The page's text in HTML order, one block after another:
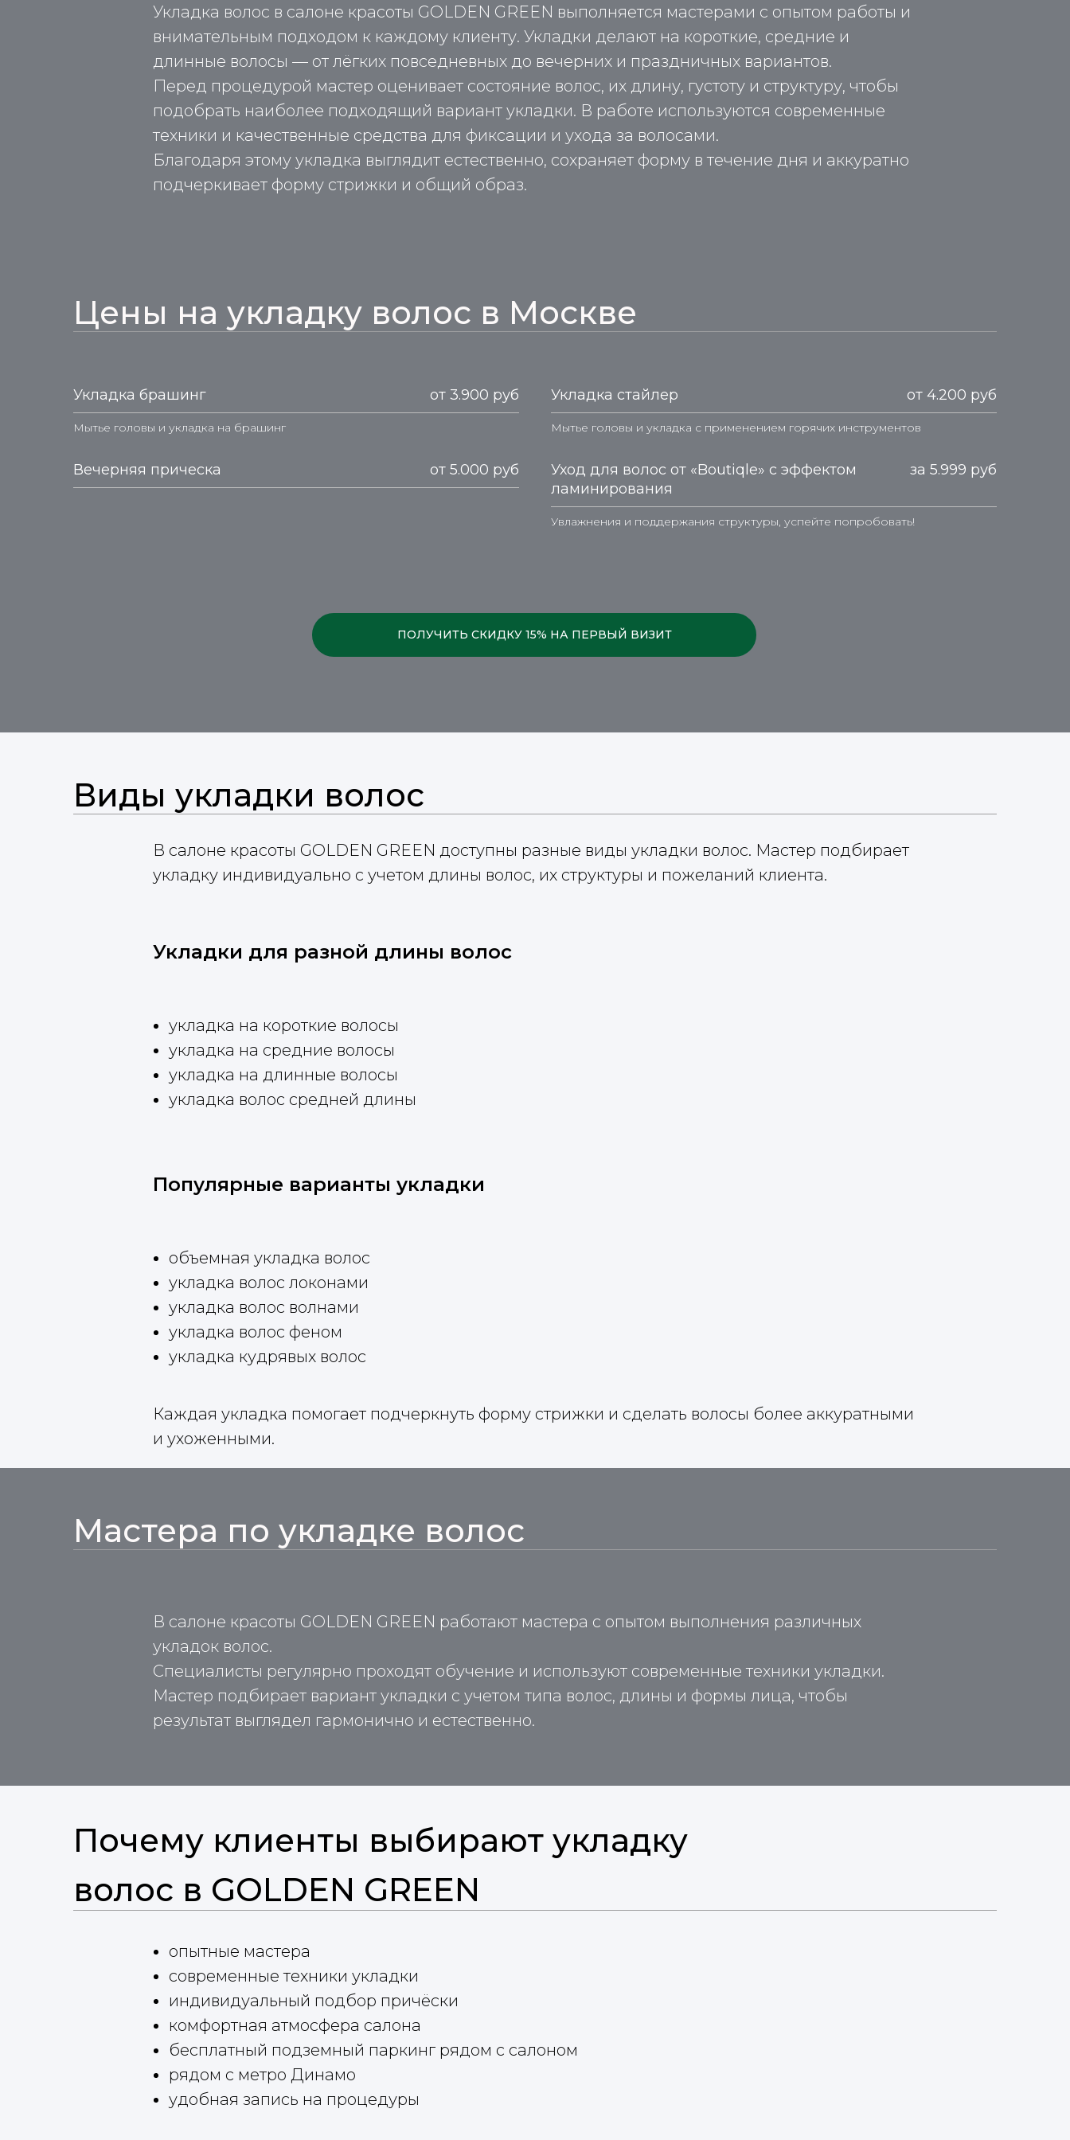
Укладка волос в салоне красоты GOLDEN GREEN выполняется мастерами с опытом работы и
внимательным подходом к каждому клиенту. Укладки делают на короткие, средние и
длинные волосы — от лёгких повседневных до вечерних и праздничных вариантов.
Перед процедурой мастер оценивает состояние волос, их длину, густоту и структуру, чтобы
подобрать наиболее подходящий вариант укладки. В работе используются современные
техники и качественные средства для фиксации и ухода за волосами.
Благодаря этому укладка выглядит естественно, сохраняет форму в течение дня и аккуратно
подчеркивает форму стрижки и общий образ.
Цены на укладку волос в Москве
Укладка брашинг от 3.900 руб
Мытье головы и укладка на брашинг
Вечерняя прическа от 5.000 руб
Укладка стайлер от 4.200 руб
Мытье головы и укладка с применением горячих инструментов
Уход для волос от «Boutiqle» с эффектом
ламинирования
за 5.999 руб
Увлажнения и поддержания структуры, успейте попробовать!
ПОЛУЧИТЬ СКИДКУ 15% НА ПЕРВЫЙ ВИЗИТ
Виды укладки волос
В салоне красоты GOLDEN GREEN доступны разные виды укладки волос. Мастер подбирает
укладку индивидуально с учетом длины волос, их структуры и пожеланий клиента.
Укладки для разной длины волос
укладка на короткие волосы
укладка на средние волосы
укладка на длинные волосы
укладка волос средней длины
Популярные варианты укладки
объемная укладка волос
укладка волос локонами
укладка волос волнами
укладка волос феном
укладка кудрявых волос
Каждая укладка помогает подчеркнуть форму стрижки и сделать волосы более аккуратными
и ухоженными.
Мастера по укладке волос
В салоне красоты GOLDEN GREEN работают мастера с опытом выполнения различных
укладок волос.
Специалисты регулярно проходят обучение и используют современные техники укладки.
Мастер подбирает вариант укладки с учетом типа волос, длины и формы лица, чтобы
результат выглядел гармонично и естественно.
Почему клиенты выбирают укладку
волос в GOLDEN GREEN
опытные мастера
современные техники укладки
индивидуальный подбор причёски
комфортная атмосфера салона
бесплатный подземный паркинг рядом с салоном
рядом с метро Динамо
удобная запись на процедуры